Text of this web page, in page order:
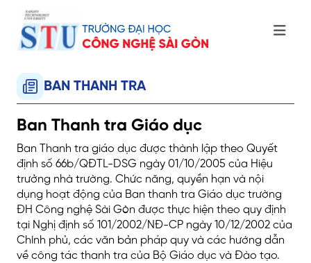
BAN THANH TRA
Ban Thanh tra Giáo dục
Ban Thanh tra giáo dục được thành lập theo Quyết
định số 66b/QĐTL-DSG ngày 01/10/2005 của Hiệu
trưởng nhà trường. Chức năng, quyền hạn và nội
dụng hoạt động của Ban thanh tra Giáo dục trường
ĐH Công nghệ Sài Gòn được thực hiện theo quy định
tại Nghị định số 101/2002/NĐ-CP ngày 10/12/2002 của
Chính phủ, các văn bản pháp quy và các hướng dẫn
về công tác thanh tra của Bộ Giáo dục và Đào tạo.